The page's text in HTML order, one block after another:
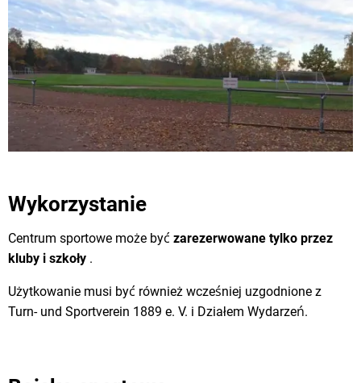
Wykorzystanie
Centrum sportowe może być zarezerwowane tylko przez
kluby i szkoły .
Użytkowanie musi być również wcześniej uzgodnione z
Turn- und Sportverein 1889 e. V. i Działem Wydarzeń.